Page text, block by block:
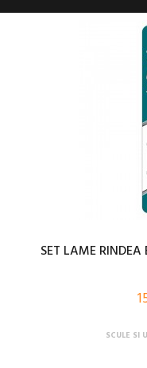
SET LAME
SCULE SI